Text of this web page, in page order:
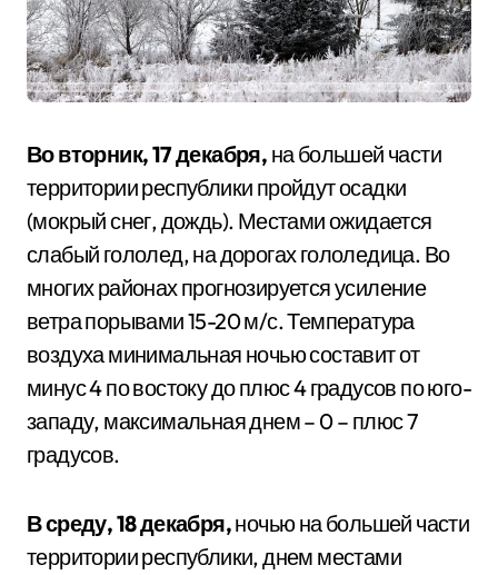
Во вторник, 17 декабря, на большей части
территории республики пройдут осадки
(мокрый снег, дождь). Местами ожидается
слабый гололед, на дорогах гололедица. Во
многих районах прогнозируется усиление
ветра порывами 15-20 м/с. Температура
воздуха минимальная ночью составит от
минус 4 по востоку до плюс 4 градусов по юго-
западу, максимальная днем – 0 – плюс 7
градусов.
В среду, 18 декабря,ночью на большей части
территории республики, днем местами